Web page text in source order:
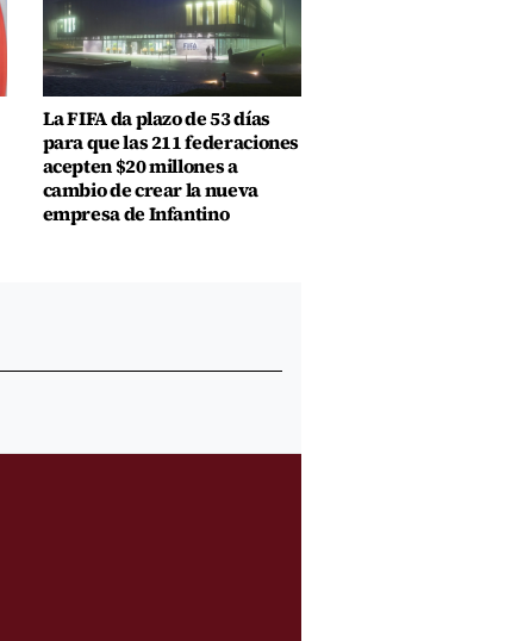
La FIFA da plazo de 53 días
para que las 211 federaciones
acepten $20 millones a
cambio de crear la nueva
empresa de Infantino